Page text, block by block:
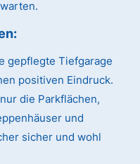
gepflegte Tiefgarage
positiven Eindruck.
die Parkflächen,
und
sicher und wohl